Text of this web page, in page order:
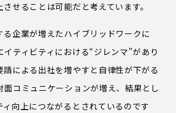
せることは可能だと考えています。
る企業が増えたハイブリッドワークに
イティビティにおける“ジレンマ”があり
請による出社を増やすと自律性が下がる
面コミュニケーションが増え、結果とし
ィ向上につながるとされているのです